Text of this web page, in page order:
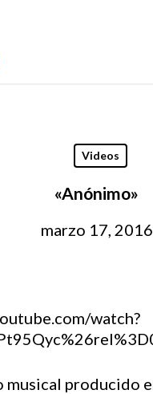
Videos
«Anónimo»
marzo 17, 2016
watch?
musical producido